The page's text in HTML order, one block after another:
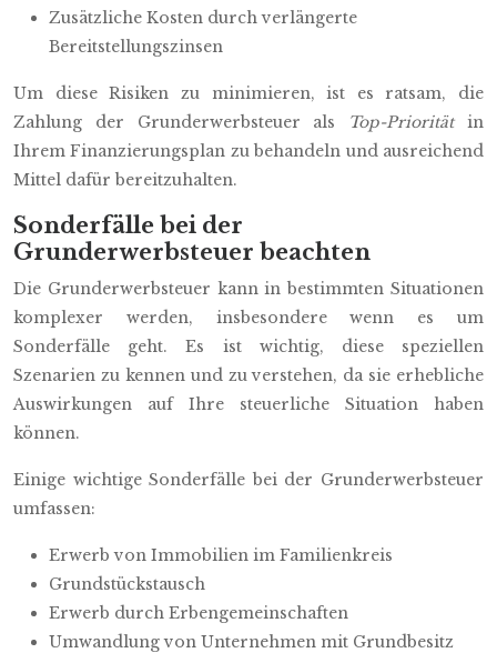
Zusätzliche Kosten durch verlängerte
Bereitstellungszinsen
Um diese Risiken zu minimieren, ist es ratsam, die
Zahlung der Grunderwerbsteuer als Top-Prioritätin
Ihrem Finanzierungsplan zu behandeln und ausreichend
Mittel dafür bereitzuhalten.
Sonderfälle bei der
Grunderwerbsteuer beachten
Die Grunderwerbsteuer kann in bestimmten Situationen
komplexer werden, insbesondere wenn es um
Sonderfälle geht. Es ist wichtig, diese speziellen
Szenarien zu kennen und zu verstehen, da sie erhebliche
Auswirkungen auf Ihre steuerliche Situation haben
können.
Einige wichtige Sonderfälle bei der Grunderwerbsteuer
umfassen:
Erwerb von Immobilien im Familienkreis
Grundstückstausch
Erwerb durch Erbengemeinschaften
Umwandlung von Unternehmen mit Grundbesitz